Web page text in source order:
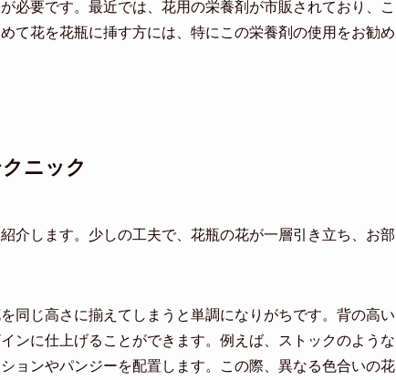
必要です。最近では、花用の栄養剤が市販されており、こ
て花を花瓶に挿す方には、特にこの栄養剤の使用をお勧め
ニック
介します。少しの工夫で、花瓶の花が一層引き立ち、お部
同じ高さに揃えてしまうと単調になりがちです。背の高い
ンに仕上げることができます。例えば、ストックのような
ョンやパンジーを配置します。この際、異なる色合いの花